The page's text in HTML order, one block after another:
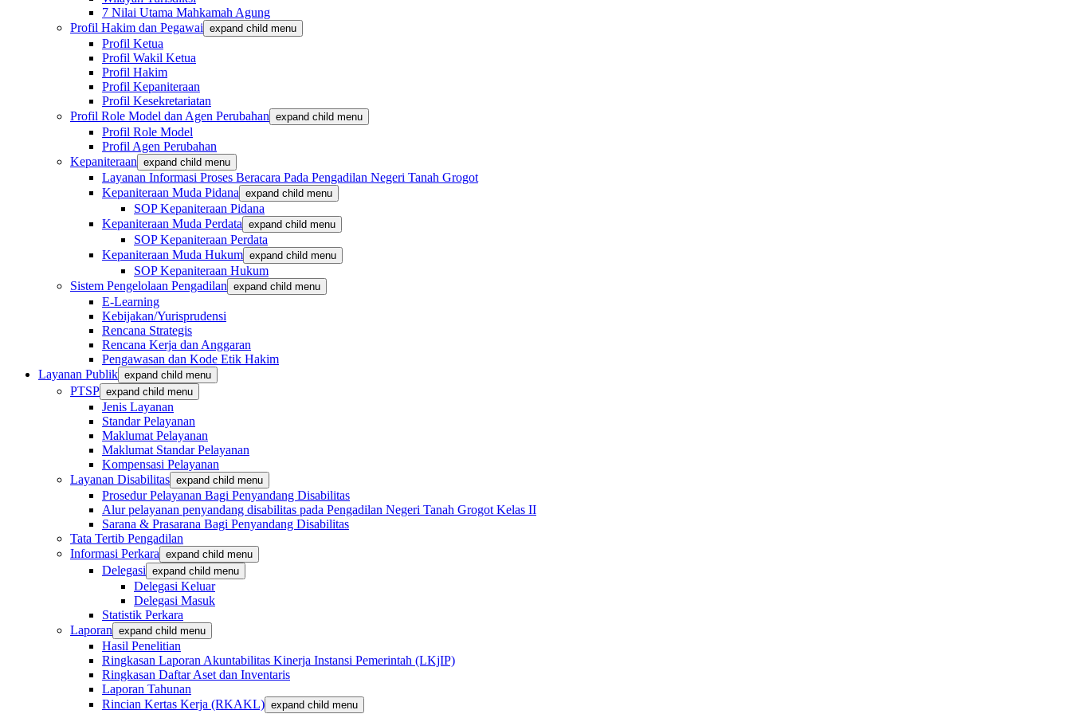
7 Nilai Utama Mahkamah Agung
Profil Hakim dan Pegawai expand child menu
Profil Ketua
Profil Wakil Ketua
Profil Hakim
Profil Kepaniteraan
Profil Kesekretariatan
Profil Role Model dan Agen Perubahan expand child menu
Profil Role Model
Profil Agen Perubahan
Kepaniteraan expand child menu
Layanan Informasi Proses Beracara Pada Pengadilan Negeri Tanah Grogot
Kepaniteraan Muda Pidana expand child menu
SOP Kepaniteraan Pidana
Kepaniteraan Muda Perdata expand child menu
SOP Kepaniteraan Perdata
Kepaniteraan Muda Hukum expand child menu
SOP Kepaniteraan Hukum
Sistem Pengelolaan Pengadilan expand child menu
E-Learning
Kebijakan/Yurisprudensi
Rencana Strategis
Rencana Kerja dan Anggaran
Pengawasan dan Kode Etik Hakim
Layanan Publik expand child menu
PTSP expand child menu
Jenis Layanan
Standar Pelayanan
Maklumat Pelayanan
Maklumat Standar Pelayanan
Kompensasi Pelayanan
Layanan Disabilitas expand child menu
Prosedur Pelayanan Bagi Penyandang Disabilitas
Alur pelayanan penyandang disabilitas pada Pengadilan Negeri Tanah Grogot Kelas II
Sarana & Prasarana Bagi Penyandang Disabilitas
Tata Tertib Pengadilan
Informasi Perkara expand child menu
Delegasi expand child menu
Delegasi Keluar
Delegasi Masuk
Statistik Perkara
Laporan expand child menu
Hasil Penelitian
Ringkasan Laporan Akuntabilitas Kinerja Instansi Pemerintah (LKjIP)
Ringkasan Daftar Aset dan Inventaris
Laporan Tahunan
Rincian Kertas Kerja (RKAKL) expand child menu